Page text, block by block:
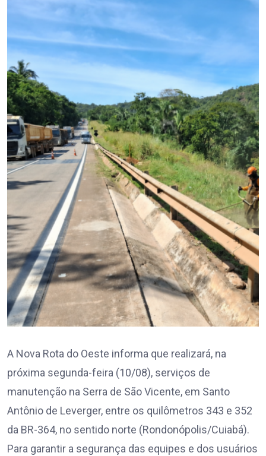
A Nova Rota do Oeste informa que realizará, na
próxima segunda-feira (10/08), serviços de
manutenção na Serra de São Vicente, em Santo
Antônio de Leverger, entre os quilômetros 343 e 352
da BR-364, no sentido norte (Rondonópolis/Cuiabá).
Para garantir a segurança das equipes e dos usuários